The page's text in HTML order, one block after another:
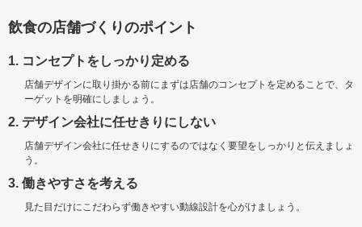
飲食の店舗づくりのポイント
1. コンセプトをしっかり定める
店舗デザインに取り掛かる前にまずは店舗のコンセプトを定めることで、タ
ーゲットを明確にしましょう。
2. デザイン会社に任せきりにしない
店舗デザイン会社に任せきりにするのではなく要望をしっかりと伝えましょ
う。
3. 働きやすさを考える
見た目だけにこだわらず働きやすい動線設計を心がけましょう。